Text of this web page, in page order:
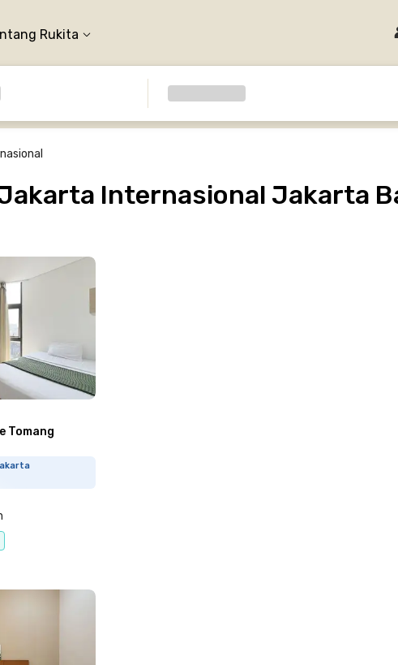
Rukita
Internasional Jakarta
Tomang